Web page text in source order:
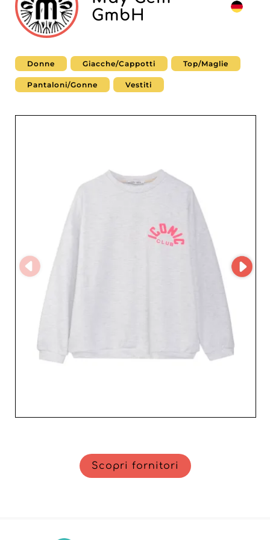
GmbH
Donne Giacche/Cappotti Top/Maglie
Pantaloni/Gonne Vestiti
Scopri fornitori